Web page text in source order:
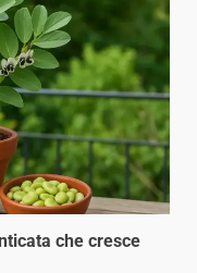
che cresce